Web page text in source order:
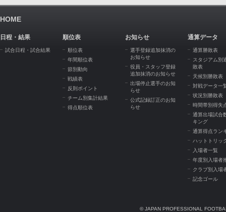
HOME
日程・結果
試合日程・試合結果
順位表
順位表
年間順位表
節別動向
戦績表
反則ポイント
チーム別集計結果
得点順位表
お知らせ
選手登録追加抹消の
お知らせ
役員・スタッフ登録
追加抹消のお知らせ
出場停止選手のお知
らせ
公式記録訂正のお知
らせ
通算データ
通算勝敗表
スタジアム別
敗表
天候別勝敗表
対戦データ一
状況別勝敗表
時間帯別得失
通算出場試合
キング
通算得点ラン
ハットトリッ
入場者一覧
年度別入場者
クラブ別入場
記念ゴール
© JAPAN PROFESSIONAL